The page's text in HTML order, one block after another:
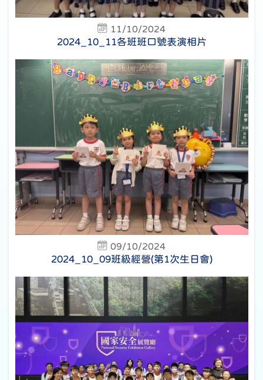
11/10/2024
2024_10_11各班班口號表演相片
09/10/2024
2024_10_09班級經營(第1次生日會)